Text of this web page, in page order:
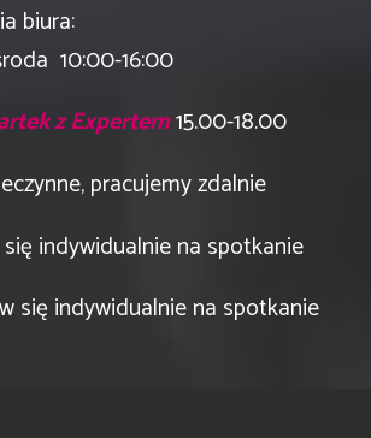
biura:
10:00-16:00
z Expertem15.00-18.00
pracujemy zdalnie
indywidualnie na spotkanie
się indywidualnie na spotkanie